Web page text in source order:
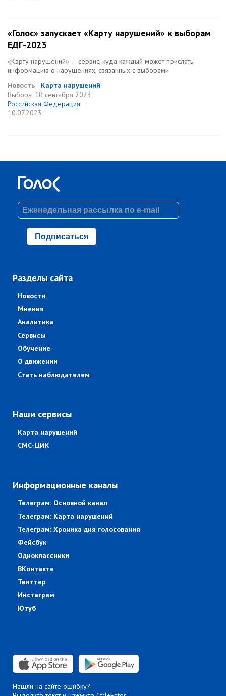
«Голос» запускает «Карту нарушений» к выборам
ЕДГ-2023
«Карту нарушений» — сервис, куда каждый может прислать
информацию о нарушениях, связанных с выборами
Новость
Карта нарушений
Выборы 10 сентября 2023
Российская Федерация
10.07.2023
Подписаться
Разделы сайта
Новости
Мнения
Аналитика
Сервисы
Обучение
О движении
Стать наблюдателем
Наши сервисы
Карта нарушений
СМС-ЦИК
Информационные каналы
Телеграм: Основной канал
Телеграм: Карта нарушений
Телеграм: Хроника дня голосования
Фейсбук
Одноклассники
ВКонтакте
Твиттер
Инстаграм
Ютуб
Нашли на сайте ошибку?